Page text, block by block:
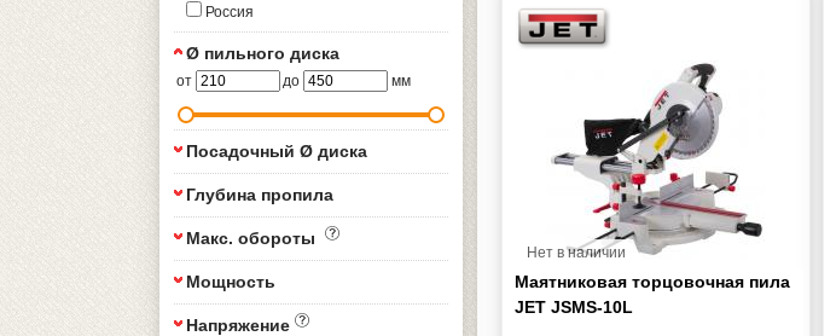
Россия
Ø пильного диска
от до мм
Посадочный Ø диска
Глубина пропила
Макс. обороты
Мощность
Напряжение
Нет в наличии
Маятниковая торцовочная пила
JET JSMS-10L